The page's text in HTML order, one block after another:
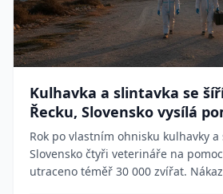
Kulhavka a slintavka se
Řecku, Slovensko vysílá
Rok po vlastním ohnisku kulhavky a
Slovensko čtyři veterináře na
utraceno téměř 30 000 zvířat.